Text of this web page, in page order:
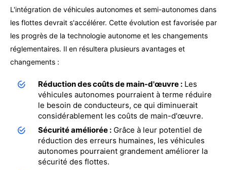
L'intégration de véhicules autonomes et semi-autonomes dans
les flottes devrait s'accélérer. Cette évolution est favorisée par
les progrès de la technologie autonome et les changements
réglementaires. Il en résultera plusieurs avantages et
changements :
Réduction des coûts de main-d'œuvre : Les
véhicules autonomes pourraient à terme réduire
le besoin de conducteurs, ce qui diminuerait
considérablement les coûts de main-d'œuvre.
Sécurité améliorée : Grâce à leur potentiel de
réduction des erreurs humaines, les véhicules
autonomes pourraient grandement améliorer la
sécurité des flottes.